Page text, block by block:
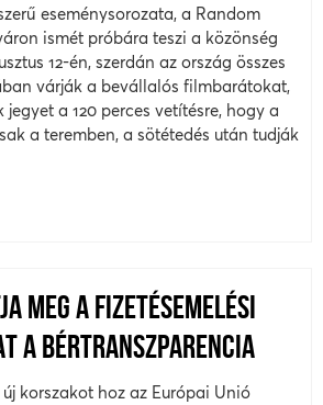
eseménysorozata, a Random
ismét próbára teszi a közönség
12-én, szerdán az ország összes
várják a bevállalós filmbarátokat,
a 120 perces vetítésre, hogy a
a teremben, a sötétedés után tudják
MEG A FIZETÉSEMELÉSI
A BÉRTRANSZPARENCIA
korszakot hoz az Európai Unió